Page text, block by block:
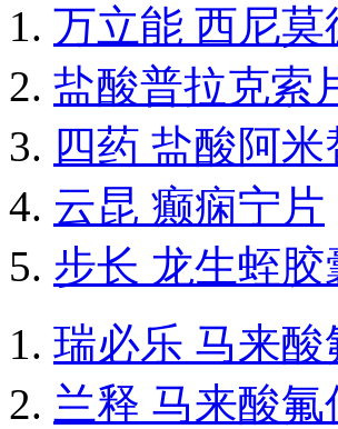
万立能 西尼莫
盐酸普拉克索
四药 盐酸阿
云昆 癫痫宁片
步长 龙生蛭胶
瑞必乐 马来
兰释 马来酸